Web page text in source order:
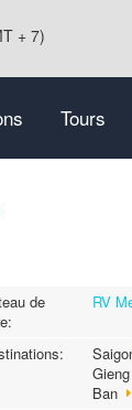
+ 7)
Tours
de
RV
Gieng
Ban